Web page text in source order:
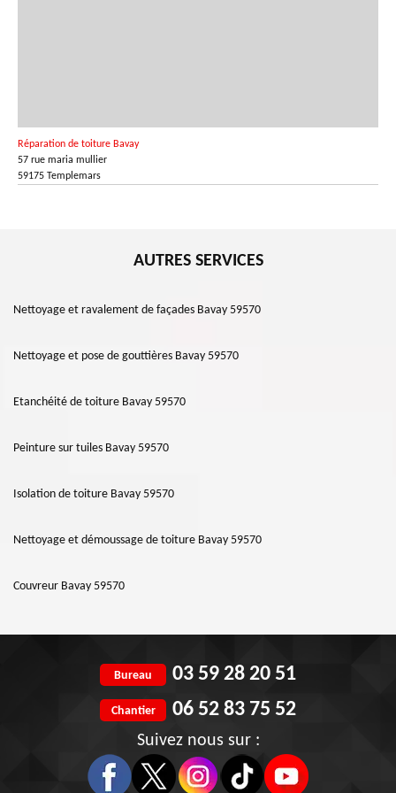
Réparation de toiture Bavay
57 rue maria mullier
59175 Templemars
AUTRES SERVICES
Nettoyage et ravalement de façades Bavay 59570
Nettoyage et pose de gouttières Bavay 59570
Etanchéité de toiture Bavay 59570
Peinture sur tuiles Bavay 59570
Isolation de toiture Bavay 59570
Nettoyage et démoussage de toiture Bavay 59570
Couvreur Bavay 59570
Bureau 03 59 28 20 51
Chantier 06 52 83 75 52
Suivez nous sur :